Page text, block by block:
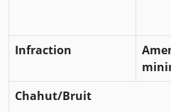
Infraction
Chahut/Bruit